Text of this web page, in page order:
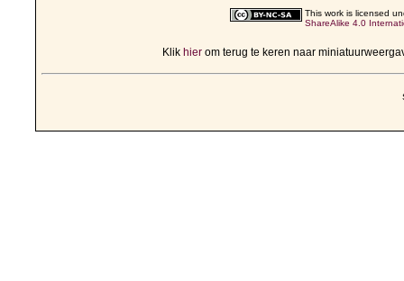
This work is licensed
ShareAlike 4.0
Klik hierom terug te keren naar